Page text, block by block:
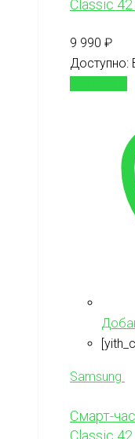
Classic
9 990 ₽
Доступно:
Samsung
Смарт-
Classic